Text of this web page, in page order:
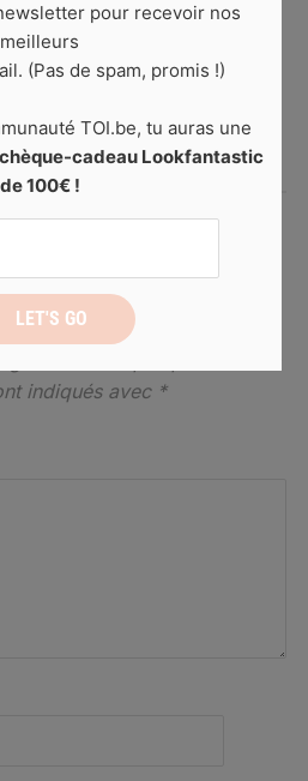
pour un
ne sera pas publiée.
indiqués avec *
pour recevoir nos
meilleurs
(Pas de spam, promis !)
TOI.be, tu auras une
cadeau Lookfantastic
de 100€ !